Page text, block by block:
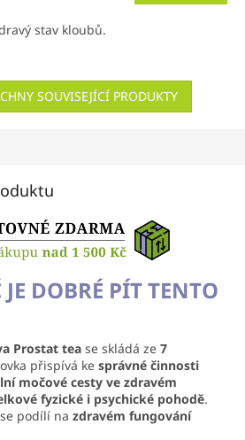
stav kloubů.
SOUVISEJÍCÍ PRODUKTY
DOBRÉ PÍT TENTO
Prostat tea se skládá ze 7
přispívá ke správné činnosti
močové cesty ve zdravém
fyzické i psychické pohodě.
podílí na zdravém fungování